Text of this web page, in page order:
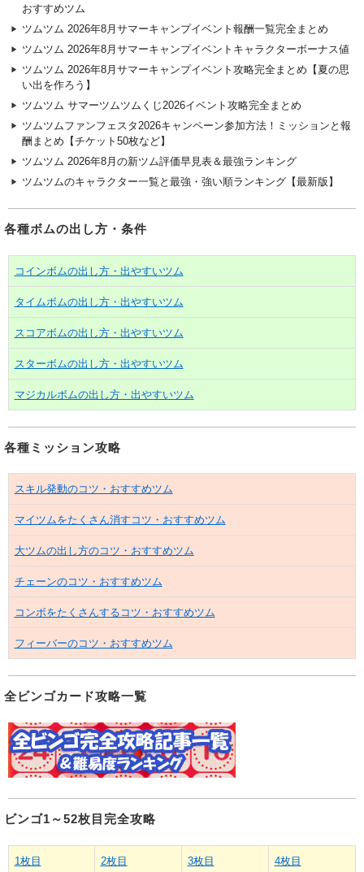
おすすめツム
ツムツム 2026年8月サマーキャンプイベント報酬一覧完全まとめ
ツムツム 2026年8月サマーキャンプイベントキャラクターボーナス値
ツムツム 2026年8月サマーキャンプイベント攻略完全まとめ【夏の思
い出を作ろう】
ツムツム サマーツムツムくじ2026イベント攻略完全まとめ
ツムツムファンフェスタ2026キャンペーン参加方法！ミッションと報
酬まとめ【チケット50枚など】
ツムツム 2026年8月の新ツム評価早見表＆最強ランキング
ツムツムのキャラクター一覧と最強・強い順ランキング【最新版】
各種ボムの出し方・条件
コインボムの出し方・出やすいツム
タイムボムの出し方・出やすいツム
スコアボムの出し方・出やすいツム
スターボムの出し方・出やすいツム
マジカルボムの出し方・出やすいツム
各種ミッション攻略
スキル発動のコツ・おすすめツム
マイツムをたくさん消すコツ・おすすめツム
大ツムの出し方のコツ・おすすめツム
チェーンのコツ・おすすめツム
コンボをたくさんするコツ・おすすめツム
フィーバーのコツ・おすすめツム
全ビンゴカード攻略一覧
ビンゴ1～52枚目完全攻略
1枚目 2枚目 3枚目 4枚目